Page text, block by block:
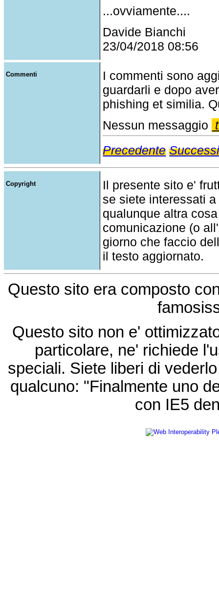
...ovviamente....
Davide Bianchi
23/04/2018 08:56
Commenti
I commenti sono
guardarli e dopo
phishing et similia.
Nessun messaggio
Precedente
Copyright
Il presente sito e'
se siete interessati
qualunque altra
comunicazione (o
giorno che faccio
il testo aggiornato.
Questo sito era composto
Questo sito non e'
particolare, ne' richiede
speciali. Siete liberi di
qualcuno: "Finalmente uno
con IE5